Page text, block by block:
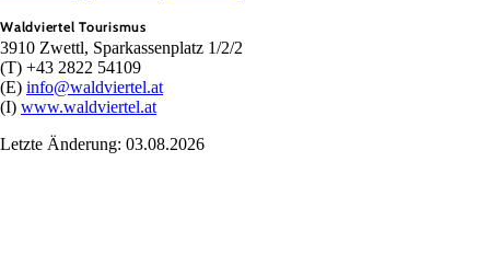
Waldviertel Tourismus
3910 Zwettl, Sparkassenplatz 1/2/2
(T) +43 2822 54109
(E) info@waldviertel.at
(I) www.waldviertel.at
Letzte Änderung: 03.08.2026